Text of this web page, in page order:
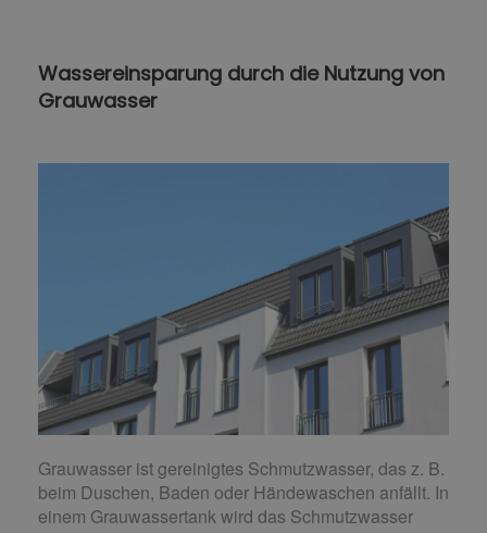
Wassereinsparung durch die Nutzung von
Grauwasser
Grauwasser ist gereinigtes Schmutzwasser, das z. B.
beim Duschen, Baden oder Händewaschen anfällt. In
einem Grauwassertank wird das Schmutzwasser